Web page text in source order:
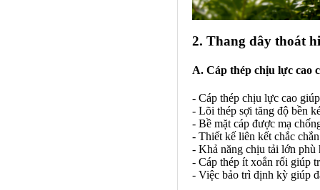
2. Thang dây thoát
A. Cáp thép chịu lực cao
- Cáp thép chịu lực cao
- Lõi thép sợi tăng độ bền
- Bề mặt cáp được mạ
- Thiết kế liên kết chắc
- Khả năng chịu tải lớn phù
- Cáp thép ít xoắn rối giúp
- Việc bảo trì định kỳ giúp